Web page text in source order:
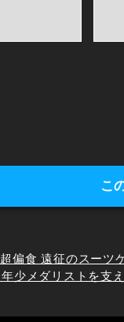
こ
偏食 遠征のスーツ
少メダリストを支